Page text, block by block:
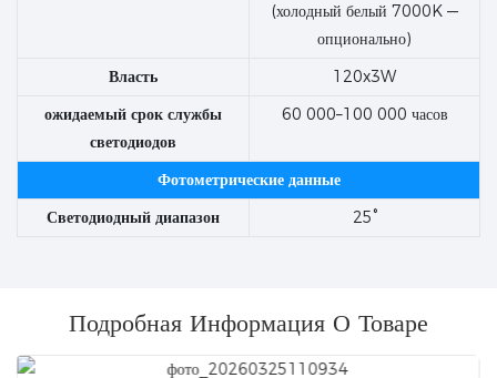
(холодный белый 7000K —
опционально)
Власть
120x3W
ожидаемый срок службы
светодиодов
60 000–100 000 часов
Фотометрические данные
Светодиодный диапазон
25°
Подробная Информация О Товаре